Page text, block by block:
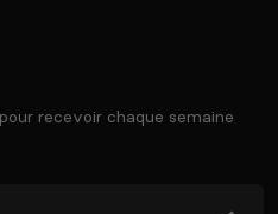
recevoir chaque semaine